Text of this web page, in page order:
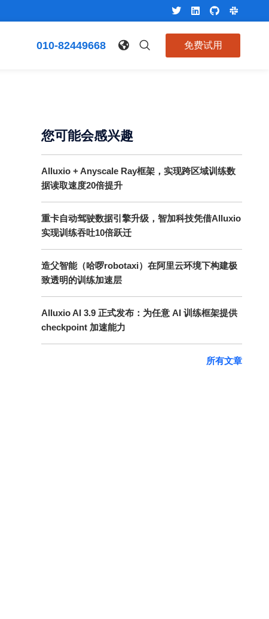
010-82449668 免费试用
您可能会感兴趣
Alluxio + Anyscale Ray框架，实现跨区域训练数
据读取速度20倍提升
重卡自动驾驶数据引擎升级，智加科技凭借Alluxio
实现训练吞吐10倍跃迁
造父智能（哈啰robotaxi）在阿里云环境下构建极
致透明的训练加速层
Alluxio AI 3.9 正式发布：为任意 AI 训练框架提供
checkpoint 加速能力
所有文章